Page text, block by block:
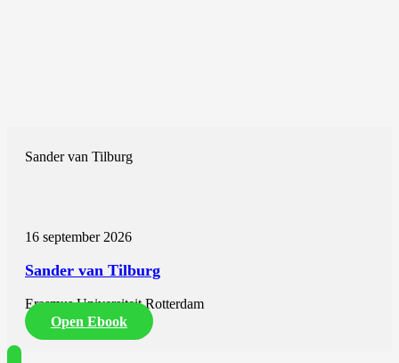
Sander van Tilburg
16 september 2026
Sander van Tilburg
Erasmus Universiteit Rotterdam
Open Ebook